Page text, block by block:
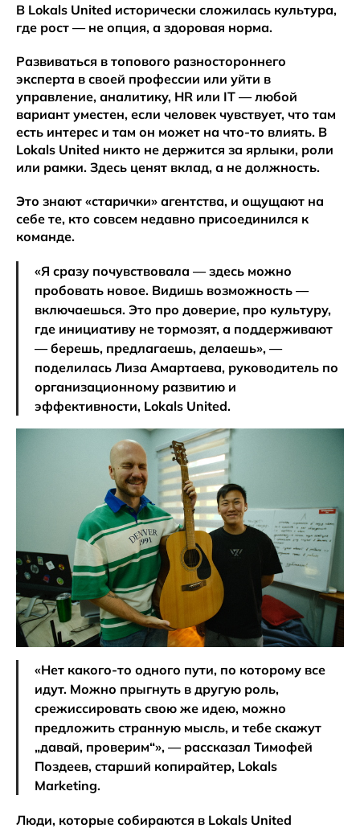
В Lokals United исторически сложилась культура,
где рост — не опция, а здоровая норма.
Развиваться в топового разностороннего
эксперта в своей профессии или уйти в
управление, аналитику, HR или IT — любой
вариант уместен, если человек чувствует, что там
есть интерес и там он может на что-то влиять. В
Lokals United никто не держится за ярлыки, роли
или рамки. Здесь ценят вклад, а не должность.
Это знают «старички» агентства, и ощущают на
себе те, кто совсем недавно присоединился к
команде.
«Я сразу почувствовала — здесь можно
пробовать новое. Видишь возможность —
включаешься. Это про доверие, про культуру,
где инициативу не тормозят, а поддерживают
— берешь, предлагаешь, делаешь», —
поделилась Лиза Амартаева, руководитель по
организационному развитию и
эффективности, Lokals United.
«Нет какого-то одного пути, по которому все
идут. Можно прыгнуть в другую роль,
срежиссировать свою же идею, можно
предложить странную мысль, и тебе скажут
„давай, проверим“», — рассказал Тимофей
Поздеев, старший копирайтер, Lokals
Marketing.
Люди, которые собираются в Lokals United